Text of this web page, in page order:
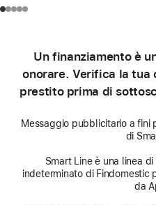
Un finanziamento è
onorare. Verifica la
prestito prima di
Messaggio pubblicitario a fini
di
Smart Line è una linea
indeterminato di Findomestic
da